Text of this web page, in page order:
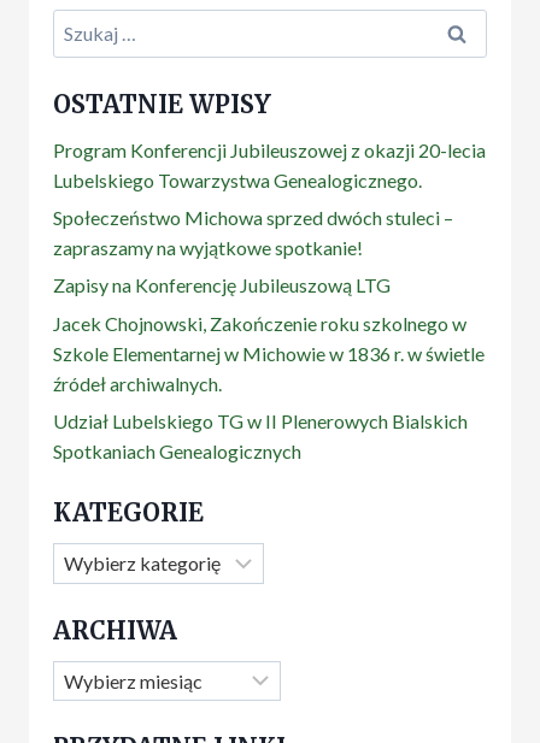
Szukaj:
OSTATNIE WPISY
Program Konferencji Jubileuszowej z okazji 20-lecia
Lubelskiego Towarzystwa Genealogicznego.
Społeczeństwo Michowa sprzed dwóch stuleci –
zapraszamy na wyjątkowe spotkanie!
Zapisy na Konferencję Jubileuszową LTG
Jacek Chojnowski, Zakończenie roku szkolnego w
Szkole Elementarnej w Michowie w 1836 r. w świetle
źródeł archiwalnych.
Udział Lubelskiego TG w II Plenerowych Bialskich
Spotkaniach Genealogicznych
KATEGORIE
Kategorie
ARCHIWA
Archiwa